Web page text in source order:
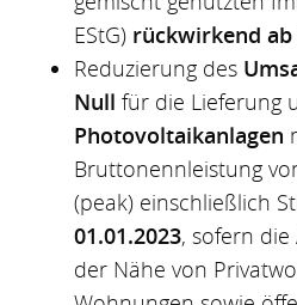
EStG) rückwirkend ab
Reduzierung des
Null für die Lieferung
Photovoltaikanlagen
Bruttonennleistung
(peak) einschließlich
01.01.2023, sofern
der Nähe von